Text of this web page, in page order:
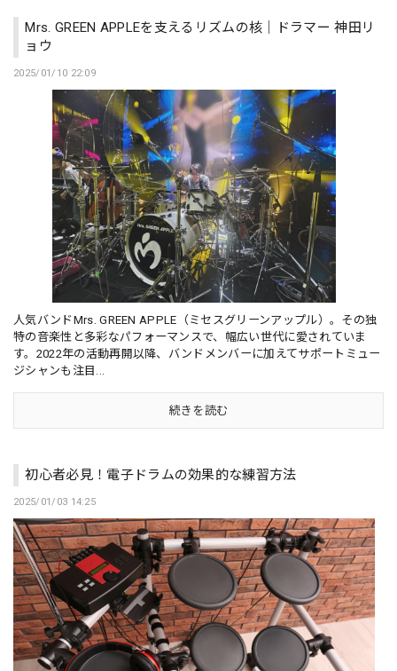
Mrs. GREEN APPLEを支えるリズムの核｜ドラマー 神田リ
ョウ
2025/01/10 22:09
人気バンドMrs. GREEN APPLE（ミセスグリーンアップル）。その独
特の音楽性と多彩なパフォーマンスで、幅広い世代に愛されていま
す。2022年の活動再開以降、バンドメンバーに加えてサポートミュー
ジシャンも注目...
続きを読む
初心者必見！電子ドラムの効果的な練習方法
2025/01/03 14:25